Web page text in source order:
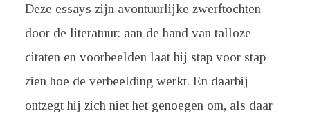
Deze essays zijn avontuurlijke zwerftochten
door de literatuur: aan de hand van talloze
citaten en voorbeelden laat hij stap voor stap
zien hoe de verbeelding werkt. En daarbij
ontzegt hij zich niet het genoegen om, als daar